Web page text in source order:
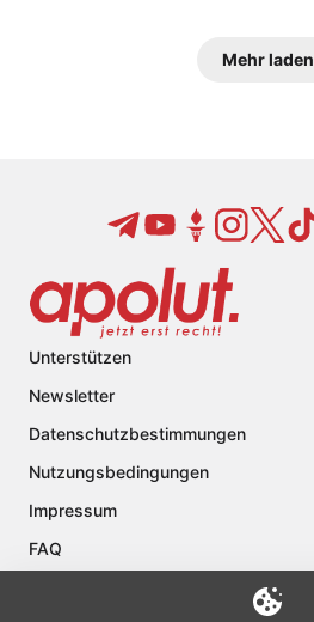
Mehr laden
Unterstützen
Newsletter
Datenschutzbestimmungen
Nutzungsbedingungen
Impressum
FAQ